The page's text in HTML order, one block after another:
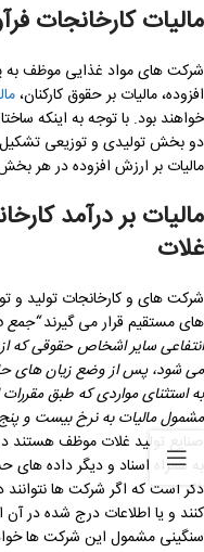
مالیات کارخانجات
شرکت های مواد غذایی موظف به
افزوده، مالیات بر حقوق کارکنان،
خواهند بود. با توجه به اینکه
دو بخش تولیدی و توزیعی تشکیل
مالیات بر ارزش افزوده در هر
مالیات بر درآمد
غلات
های مستقیم قرار می گیرند“جمع
انتفاعی سایر اشخاص حقوقی که
می ‌شود، پس از وضع زیان ‌های
به استثنای مواردی که طبق
مشمول مالیات به نرخ بیست و
صنایع تولید غلات موظف هستند در
به همراه اسناد و دیگر داده های
ذکر است که اگر شرکت ها نتوانند
کنند و یا اطلاعات درج شده در آن
سنگینی مشمول این شرکت ها